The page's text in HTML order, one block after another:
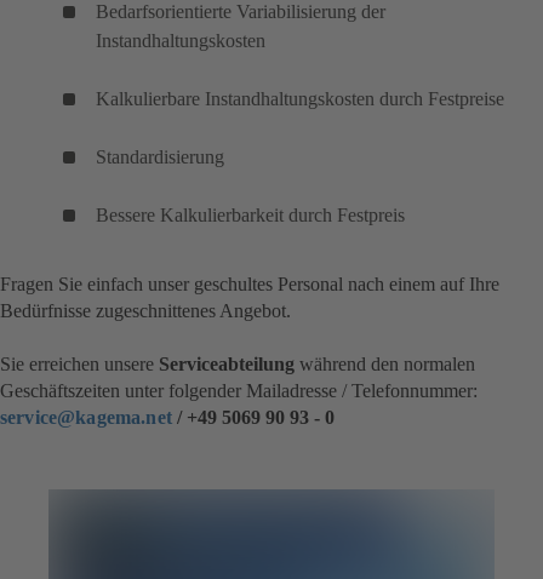
Bedarfsorientierte Variabilisierung der
Instandhaltungskosten
Kalkulierbare Instandhaltungskosten durch Festpreise
Standardisierung
Bessere Kalkulierbarkeit durch Festpreis
​Fragen Sie einfach unser geschultes Personal nach einem auf Ihre
Bedürfnisse zugeschnittenes Angebot.
Sie erreichen unsere Serviceabteilung während den normalen
Geschäftszeiten unter folgender Mailadresse / Telefonnummer:
service@kagema.net/ +49 5069 90 93 - 0